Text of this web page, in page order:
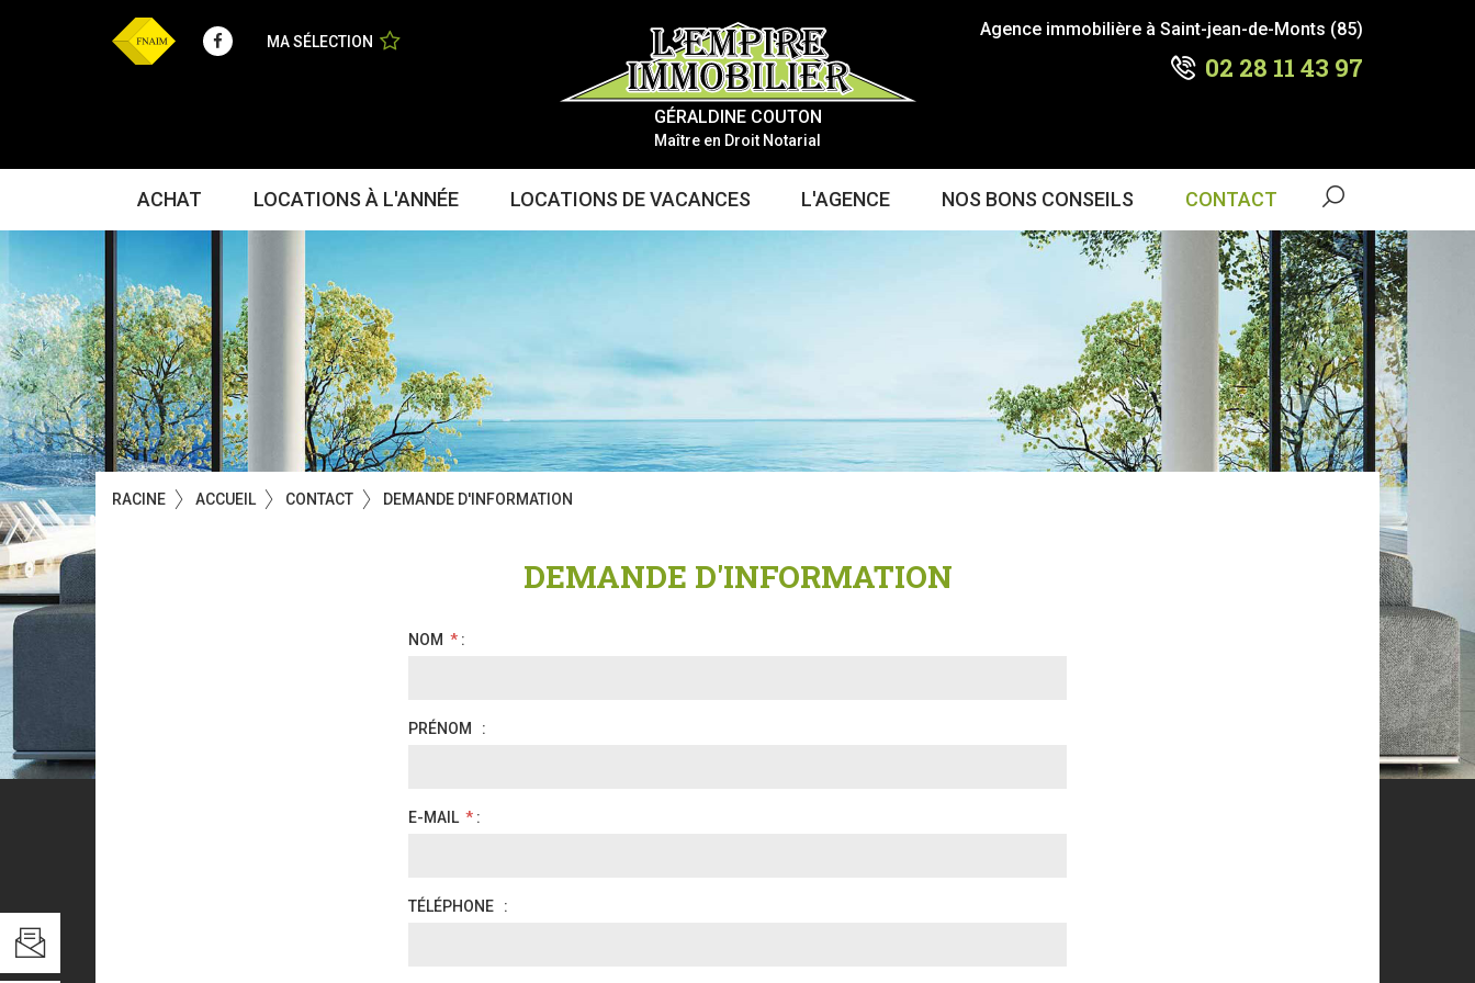
FacebookMA SÉLECTION
Agence immobilière à Saint-jean-de-Monts (85)
02 28 11 43 97
GÉRALDINE COUTON
Maître en Droit Notarial
ACHAT LOCATIONS À L'ANNÉE LOCATIONS DE VACANCES L'AGENCE NOS BONS CONSEILS CONTACT
RACINE ACCUEIL CONTACT DEMANDE D'INFORMATION
DEMANDE D'INFORMATION
*:
:
*:
: